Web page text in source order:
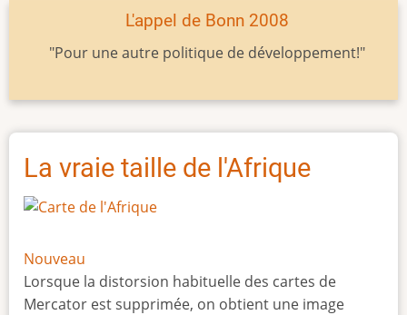
L'appel de Bonn 2008
"Pour une autre politique de développement!"
La vraie taille de l'Afrique
Nouveau
Lorsque la distorsion habituelle des cartes de
Mercator est supprimée, on obtient une image